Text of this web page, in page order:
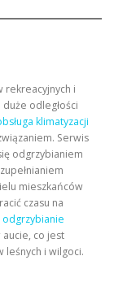
rekreacyjnych i
odległości
klimatyzacji
Serwis
odgrzybianiem
mieszkańców
czasu na
odgrzybianie
co jest
leśnych i wilgoci.